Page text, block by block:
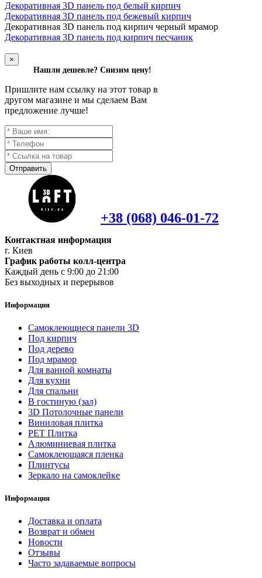
Декоративная 3D панель под белый кирпич
Декоративная 3D панель под бежевый кирпич
Декоративная 3D панель под кирпич черный мрамор
Декоративная 3D панель под кирпич песчаник
×
Нашли дешевле? Снизим цену!
Пришлите нам ссылку на этот товар в
другом магазине и мы сделаем Вам
предложение лучше!
Отправить
+38 (068) 046-01-72
Контактная информация
г. Киев
График работы колл-центра
Каждый день с 9:00 до 21:00
Без выходных и перерывов
Информация
Самоклеющиеся панели 3D
Под кирпич
Под дерево
Под мрамор
Для ванной комнаты
Для кухни
Для спальни
В гостиную (зал)
3D Потолочные панели
Виниловая плитка
PET Плитка
Алюминиевая плитка
Самоклеющаяся пленка
Плинтусы
Зеркало на самоклейке
Информация
Доставка и оплата
Возврат и обмен
Новости
Отзывы
Часто задаваемые вопросы